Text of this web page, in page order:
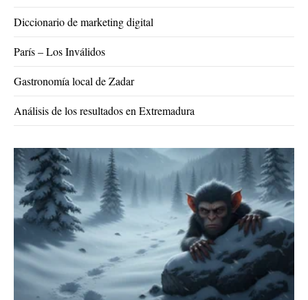
Diccionario de marketing digital
París – Los Inválidos
Gastronomía local de Zadar
Análisis de los resultados en Extremadura